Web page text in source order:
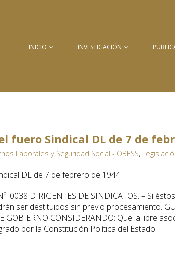
INICIO INVESTIGACIÓN
fuero Sindical DL de 7 de
Laborales y Seguridad Social - OBESS,
DL de 7 de febrero de 1944.
0038 DIRIGENTES DE SINDICATOS. – Si
ser destituidos sin previo procesamiento.
GOBIERNO CONSIDERANDO: Que la libre
por la Constitución Política del Estado.